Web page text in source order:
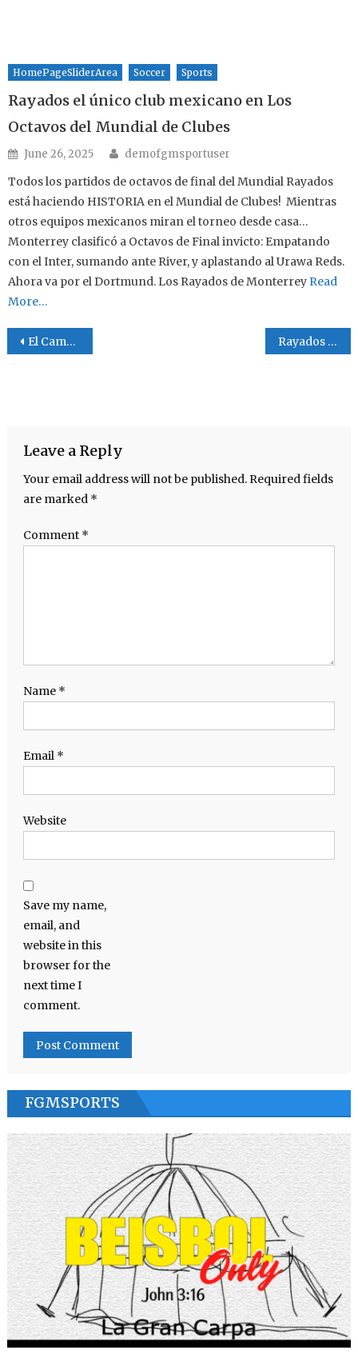
HomePageSliderArea Soccer Sports
Rayados el único club mexicano en Los
Octavos del Mundial de Clubes
Posted on
June 26, 2025 Author
demofgmsportuser
Todos los partidos de octavos de final del Mundial Rayados
está haciendo HISTORIA en el Mundial de Clubes! Mientras
otros equipos mexicanos miran el torneo desde casa…
Monterrey clasificó a Octavos de Final invicto: Empatando
con el Inter, sumando ante River, y aplastando al Urawa Reds.
Ahora va por el Dortmund. Los Rayados de Monterrey Read
More…
Post navigation
El Campeón de Campeones Dallas MABL vs Liga Mexicana de Ft Worth se jugará en La Ciudad Vaquera Rayados el único club mexicano en Los Octavos del Mundial de Clubes
Leave a Reply
Your email address will not be published. Required fields
are marked *
Comment *
Name *
Email *
Website
Save my name,
email, and
website in this
browser for the
next time I
comment.
FGMSPORTS